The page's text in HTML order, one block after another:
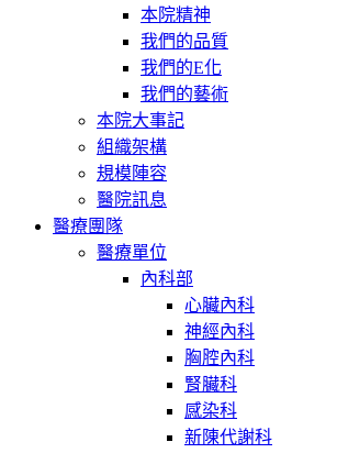
本院精神
我們的品質
我們的E化
我們的藝術
本院大事記
組織架構
規模陣容
醫院訊息
醫療團隊
醫療單位
內科部
心臟內科
神經內科
胸腔內科
腎臟科
感染科
新陳代謝科